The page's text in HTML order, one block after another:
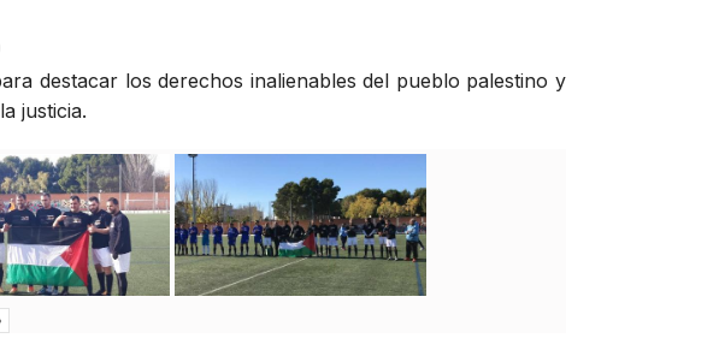
destacar los derechos inalienables del pueblo palestino y
justicia.